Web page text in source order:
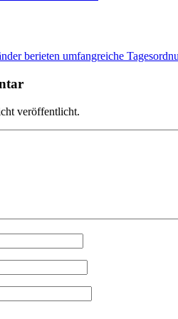
berieten umfangreiche
veröffentlicht.